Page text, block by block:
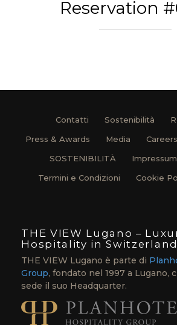
Reservation
Contatti Sostenibilità
Press & Awards
Media
SOSTENIBILITÀ
Impressum
Termini e Condizioni
Cookie
THE VIEW Lugano –
Hospitality in Switzerland
THE VIEW Lugano è parte di
Group, fondato nel 1997 a Lugano,
sede il suo Headquarter.